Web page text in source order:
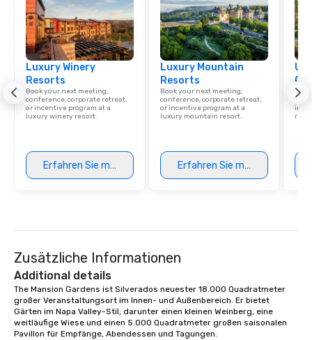
Luxury Winery
Resorts
Book your next meeting,
conference, corporate retreat,
or incentive program at a
luxury winery resort.
Erfahren Sie mehr
Luxury Mountain
Resorts
Book your next meeting,
conference, corporate retreat,
or incentive program at a
luxury mountain resort.
Erfahren Sie mehr
Find
Zusätzliche Informationen
Additional details
The Mansion Gardens ist Silverados neuester 18.000 Quadratmeter
großer Veranstaltungsort im Innen- und Außenbereich. Er bietet
Gärten im Napa Valley-Stil, darunter einen kleinen Weinberg, eine
weitläufige Wiese und einen 5.000 Quadratmeter großen saisonalen
Pavillon für Empfänge, Abendessen und Tagungen.